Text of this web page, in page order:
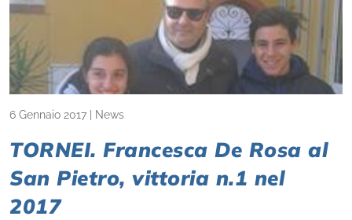
6 Gennaio 2017 News
TORNEI. Francesca De Rosa al
San Pietro, vittoria n.1 nel
2017